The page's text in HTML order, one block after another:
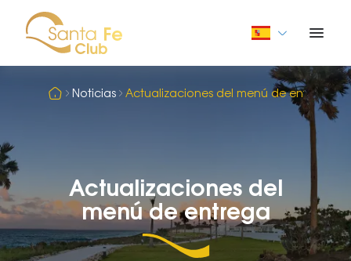
Noticias Actualizaciones del menú de entrega
Actualizaciones del
menú de entrega